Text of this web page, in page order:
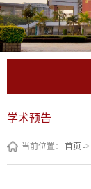
学术预告
当前位置： 首页 ->